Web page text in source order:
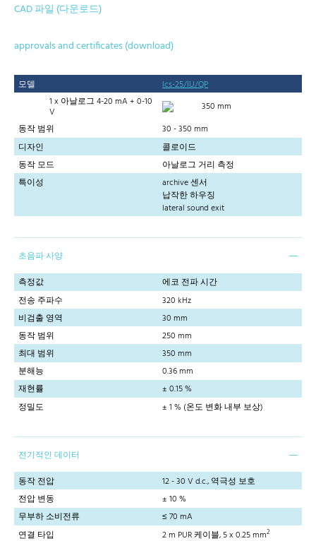
CAD 파일 (다운로드)
approvals and certificates (download)
모델
lcs-25/IU/QP
1 x 아날로그 4-20 mA + 0-10
V
350 mm
동작 범위
30 - 350 mm
디자인
콜로이드
동작 모드
아날로그 거리 측정
특이성
archive 센서
납작한 하우징
lateral sound exit
초음파 사양
측정값
에코 전파 시간
전송 주파수
320 kHz
비검출 영역
30 mm
동작 범위
250 mm
최대 범위
350 mm
분해능
0.36 mm
재현률
± 0.15 %
정밀도
± 1 % (온도 변화 내부 보상)
전기적인 데이터
동작 전압
12 - 30 V d.c., 역극성 보호
전압 변동
± 10 %
무부하 소비전류
≤ 70 mA
연결 타입
2 m PUR 케이블, 5 x 0.25 mm2